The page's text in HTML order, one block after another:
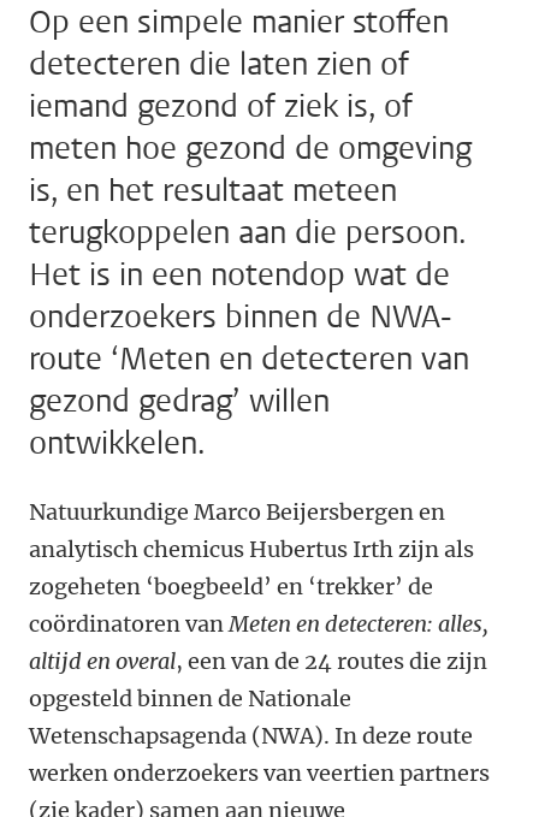
Op een simpele manier stoffen
detecteren die laten zien of
iemand gezond of ziek is, of
meten hoe gezond de omgeving
is, en het resultaat meteen
terugkoppelen aan die persoon.
Het is in een notendop wat de
onderzoekers binnen de NWA-
route ‘Meten en detecteren van
gezond gedrag’ willen
ontwikkelen.
Natuurkundige Marco Beijersbergen en
analytisch chemicus Hubertus Irth zijn als
zogeheten ‘boegbeeld’ en ‘trekker’ de
coördinatoren vanMeten en detecteren: alles,
altijd en overal, een van de 24 routes die zijn
opgesteld binnen de Nationale
Wetenschapsagenda (NWA). In deze route
werken onderzoekers van veertien partners
(zie kader) samen aan nieuwe